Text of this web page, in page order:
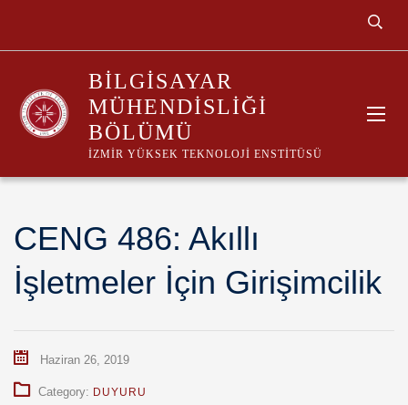
BILGISAYAR
MÜHENDISLIĞI
BÖLÜMÜ
İZMIR YÜKSEK TEKNOLOJI ENSTITÜSÜ
CENG 486: Akıllı
İşletmeler İçin Girişimcilik
Haziran 26, 2019
Category: DUYURU